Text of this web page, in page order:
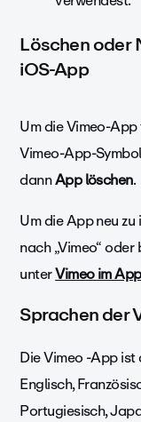
Löschen oder
iOS-App
Um die Vimeo-
Vimeo-App-
dannApp löschen.
Um die App neu
nach „Vimeo“
unterVimeo im
Sprachen der
Die Vimeo -App ist
Englisch,
Portugiesisch,